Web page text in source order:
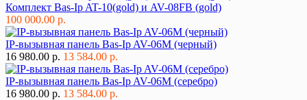
Комплект Bas-Ip AT-10(gold) и AV-08FB (gold)
100 000.00 р.
IP-вызывная панель Bas-Ip AV-06M (черный)
16 980.00 р. 13 584.00 р.
IP-вызывная панель Bas-Ip AV-06M (серебро)
16 980.00 р. 13 584.00 р.